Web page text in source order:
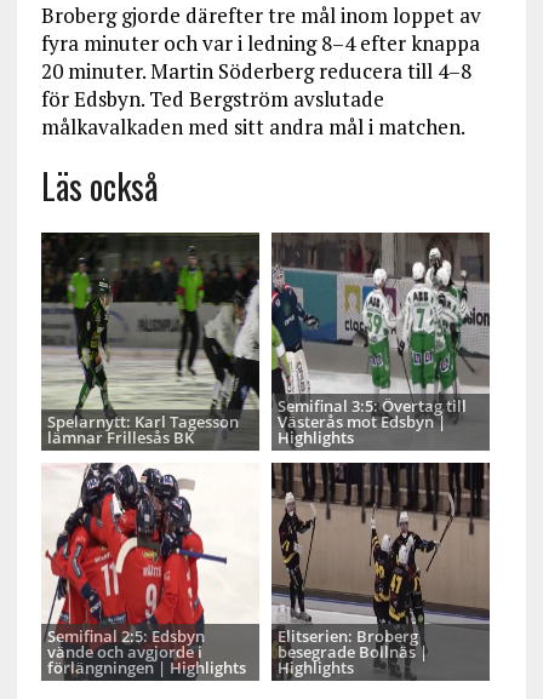
Broberg gjorde därefter tre mål inom loppet av
fyra minuter och var i ledning 8–4 efter knappa
20 minuter. Martin Söderberg reducera till 4–8
för Edsbyn. Ted Bergström avslutade
målkavalkaden med sitt andra mål i matchen.
Läs också
Spelarnytt: Karl Tagesson
lämnar Frillesås BK
Semifinal 3:5: Övertag till
Västerås mot Edsbyn |
Highlights
Semifinal 2:5: Edsbyn
vände och avgjorde i
förlängningen | Highlights
Elitserien: Broberg
besegrade Bollnäs |
Highlights